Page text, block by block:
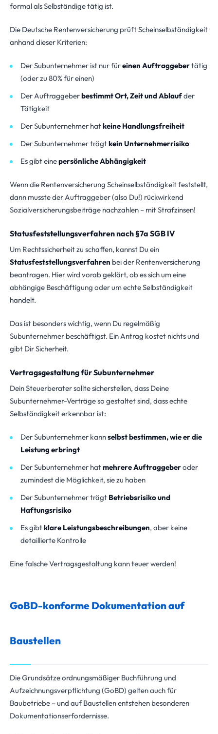
formal als Selbständige tätig ist.
Die Deutsche Rentenversicherung prüft Scheinselbständigkeit
anhand dieser Kriterien:
Der Subunternehmer ist nur füreinen Auftraggebertätig
(oder zu 80% für einen)
Der Auftraggeberbestimmt Ort, Zeit und Ablaufder
Tätigkeit
Der Subunternehmer hatkeine Handlungsfreiheit
Der Subunternehmer trägtkein Unternehmerrisiko
Es gibt einepersönliche Abhängigkeit
Wenn die Rentenversicherung Scheinselbständigkeit feststellt,
dann musste der Auftraggeber (also Du!) rückwirkend
Sozialversicherungsbeiträge nachzahlen – mit Strafzinsen!
Statusfeststellungsverfahren nach §7a SGB IV
Um Rechtssicherheit zu schaffen, kannst Du ein
Statusfeststellungsverfahren bei der Rentenversicherung
beantragen. Hier wird vorab geklärt, ob es sich um eine
abhängige Beschäftigung oder um echte Selbständigkeit
handelt.
Das ist besonders wichtig, wenn Du regelmäßig
Subunternehmer beschäftigst. Ein Antrag kostet nichts und
gibt Dir Sicherheit.
Vertragsgestaltung für Subunternehmer
Dein Steuerberater sollte sicherstellen, dass Deine
Subunternehmer-Verträge so gestaltet sind, dass echte
Selbständigkeit erkennbar ist:
Der Subunternehmer kannselbst bestimmen, wie er die
Leistung erbringt
Der Subunternehmer hatmehrere Auftraggeberoder
zumindest die Möglichkeit, sie zu haben
Der Subunternehmer trägt Betriebsrisiko und
Haftungsrisiko
Es gibtklare Leistungsbeschreibungen, aber keine
detaillierte Kontrolle
Eine falsche Vertragsgestaltung kann teuer werden!
GoBD-konforme Dokumentation auf
Baustellen
Die Grundsätze ordnungsmäßiger Buchführung und
Aufzeichnungsverpflichtung (GoBD) gelten auch für
Baubetriebe – und auf Baustellen entstehen besonderen
Dokumentationserfordernisse.